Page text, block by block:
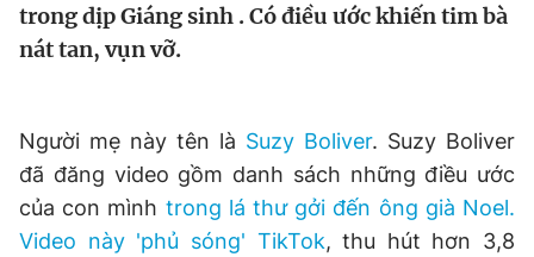
Thông tin tòa soạn Liên hệ quảng cáo
trong dịp Giáng sinh . Có điều ước khiến tim bà
nát tan, vụn vỡ.
Người mẹ này tên là Suzy Boliver. Suzy Boliver
đã đăng video gồm danh sách những điều ước
của con mình trong lá thư gởi đến ông già Noel.
Video này 'phủ sóng' TikTok, thu hút hơn 3,8